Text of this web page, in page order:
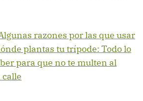
razones por las que usar
plantas tu trípode: Todo lo
para que no te multen al